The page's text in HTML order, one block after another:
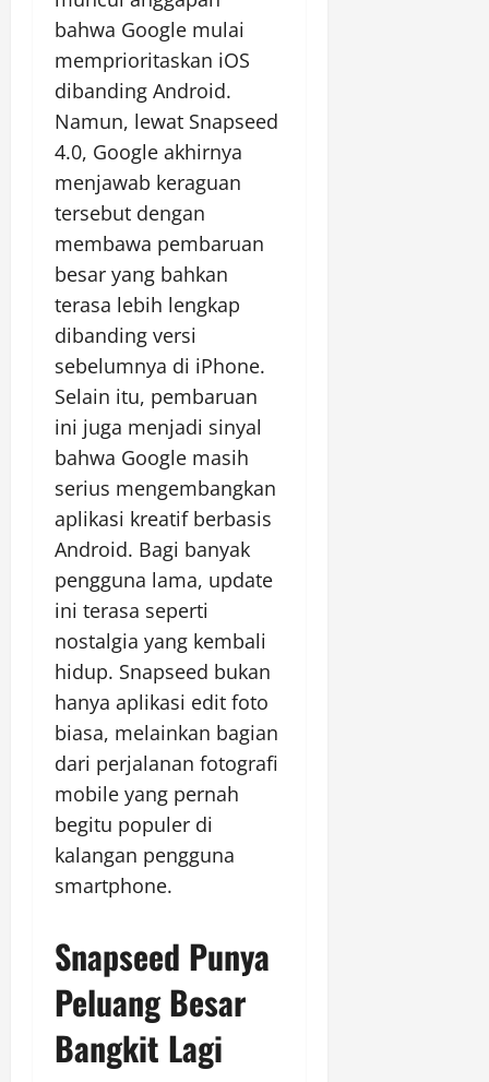
bahwa Google mulai
memprioritaskan iOS
dibanding Android.
Namun, lewat Snapseed
4.0, Google akhirnya
menjawab keraguan
tersebut dengan
membawa pembaruan
besar yang bahkan
terasa lebih lengkap
dibanding versi
sebelumnya di iPhone.
Selain itu, pembaruan
ini juga menjadi sinyal
bahwa Google masih
serius mengembangkan
aplikasi kreatif berbasis
Android. Bagi banyak
pengguna lama, update
ini terasa seperti
nostalgia yang kembali
hidup. Snapseed bukan
hanya aplikasi edit foto
biasa, melainkan bagian
dari perjalanan fotografi
mobile yang pernah
begitu populer di
kalangan pengguna
smartphone.
Snapseed Punya
Peluang Besar
Bangkit Lagi